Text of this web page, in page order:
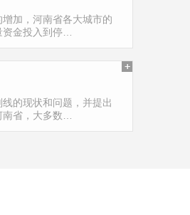
加，河南省各大城市的
金投入到停…
的现状和问题，并提出
省，大多数…